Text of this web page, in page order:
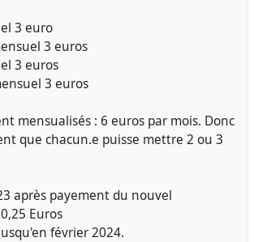
3 euro
3 euros
3 euros
3 euros
mensualisés : 6 euros par mois. Donc
que chacun.e puisse mettre 2 ou 3
après payement du nouvel
Euros
février 2024.